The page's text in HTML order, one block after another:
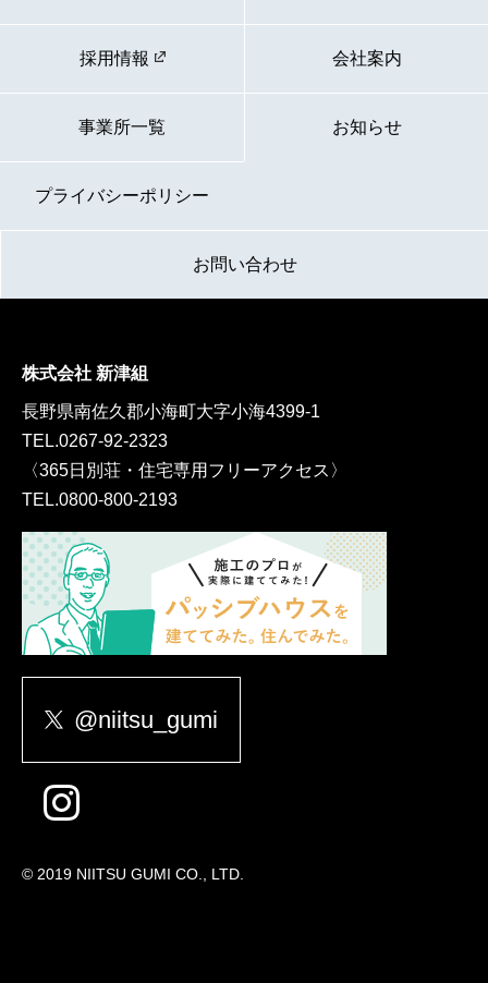
採用情報 会社案内
事業所一覧 お知らせ
プライバシーポリシー
お問い合わせ
株式会社 新津組
長野県南佐久郡小海町大字小海4399-1
TEL.0267-92-2323
〈365日別荘・住宅専用フリーアクセス〉
TEL.0800-800-2193
@niitsu_gumi
© 2019 NIITSU GUMI CO., LTD.